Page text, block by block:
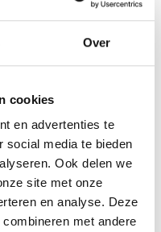
Over
cookies
en advertenties te
social media te bieden
Ook delen we
site met onze
en analyse. Deze
met andere
Ø22cm Retro Green